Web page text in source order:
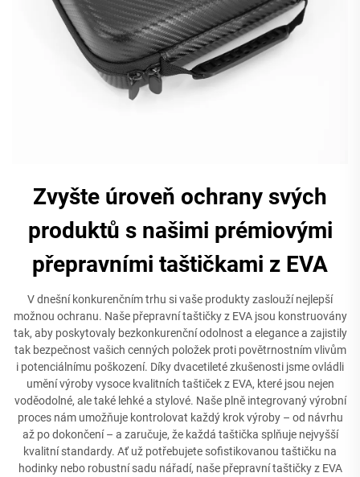
Zvyšte úroveň ochrany svých
produktů s našimi prémiovými
přepravními taštičkami z EVA
V dnešní konkurenčním trhu si vaše produkty zaslouží nejlepší
možnou ochranu. Naše přepravní taštičky z EVA jsou konstruovány
tak, aby poskytovaly bezkonkurenční odolnost a elegance a zajistily
tak bezpečnost vašich cenných položek proti povětrnostním vlivům
i potenciálnímu poškození. Díky dvacetileté zkušenosti jsme ovládli
umění výroby vysoce kvalitních taštiček z EVA, které jsou nejen
voděodolné, ale také lehké a stylové. Naše plně integrovaný výrobní
proces nám umožňuje kontrolovat každý krok výroby – od návrhu
až po dokončení – a zaručuje, že každá taštička splňuje nejvyšší
kvalitní standardy. Ať už potřebujete sofistikovanou taštičku na
hodinky nebo robustní sadu nářadí, naše přepravní taštičky z EVA